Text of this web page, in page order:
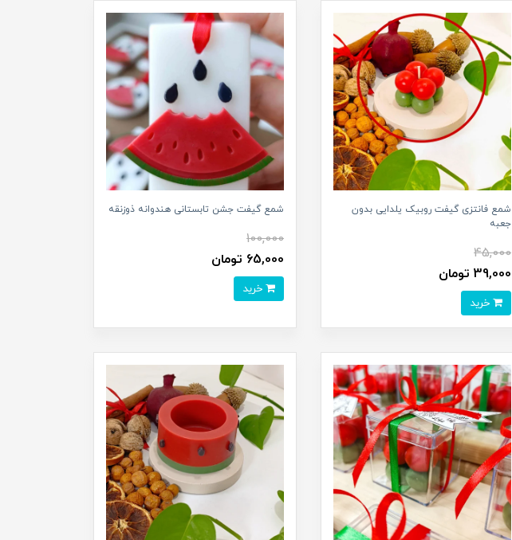
شمع فانتزی گیفت روبیک یلدایی بدون
جعبه
45,000
39,000 تومان
خرید
شمع گیفت جشن تابستانی هندوانه ذوزنقه
100,000
65,000 تومان
خرید